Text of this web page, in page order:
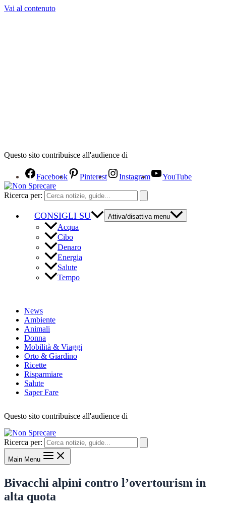
Vai al contenuto
Questo sito contribuisce all'audience di
Facebook Pinterest Instagram YouTube
Ricerca per:
CONSIGLI SU Attiva/disattiva menu
Acqua
Cibo
Denaro
Energia
Salute
Tempo
News
Ambiente
Animali
Donna
Mobilità & Viaggi
Orto & Giardino
Ricette
Risparmiare
Salute
Saper Fare
Questo sito contribuisce all'audience di
Ricerca per:
Main Menu
Bivacchi alpini contro l’overtourism in
alta quota